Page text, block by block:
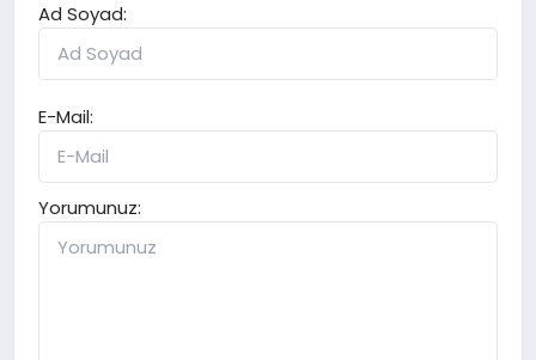
Ad Soyad:
E-Mail:
Yorumunuz: